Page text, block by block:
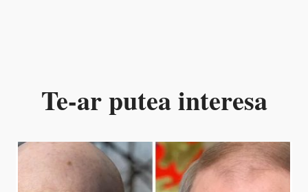
Te-ar putea interesa